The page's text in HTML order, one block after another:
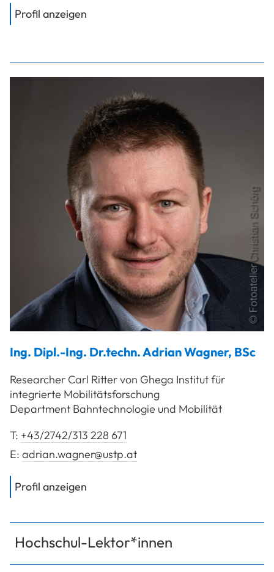
Profil anzeigen
Ing. Dipl.-Ing. Dr.techn.AdrianWagner, BSc
Researcher Carl Ritter von Ghega Institut für
integrierte Mobilitätsforschung
Department Bahntechnologie und Mobilität
T: +43/2742/313 228 671
E: adrian.wagner@ustp.at
Profil anzeigen
Hochschul-Lektor*innen